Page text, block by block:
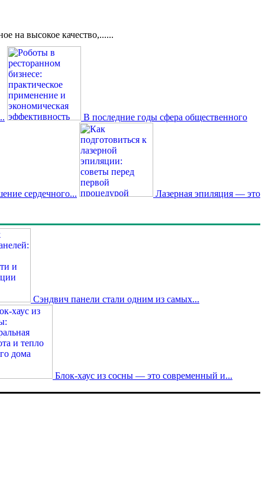
на высокое качество,......
В последние годы сфера общественного
сердечного... Лазерная эпиляция — это
Сэндвич панели стали одним из самых...
Блок-хаус из сосны — это современный и...